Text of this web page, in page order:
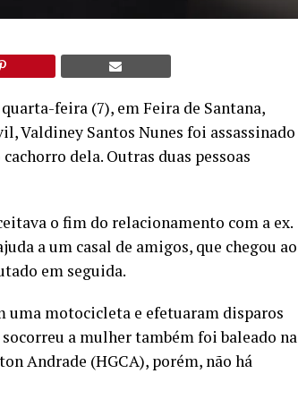
feira (7), em Feira de Santana,
Valdiney Santos Nunes foi assassinado
dela. Outras duas pessoas
o fim do relacionamento com a ex.
a um casal de amigos, que chegou ao
em seguida.
uma motocicleta e efetuaram disparos
a mulher também foi baleado na
Andrade (HGCA), porém, não há